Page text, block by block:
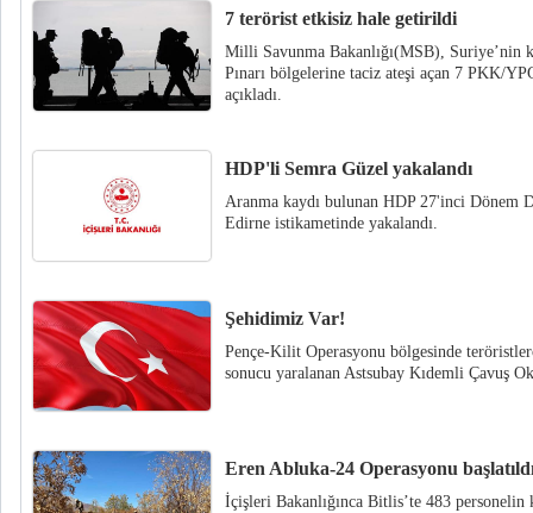
7 terörist etkisiz hale getirildi
Milli Savunma Bakanlığı(MSB), Suriye’nin
Pınarı bölgelerine taciz ateşi açan 7 PKK/
açıkladı.
HDP'li Semra Güzel yakalandı
Aranma kaydı bulunan HDP 27'inci Dönem
Edirne istikametinde yakalandı.
Şehidimiz Var!
Pençe-Kilit Operasyonu bölgesinde
sonucu yaralanan Astsubay Kıdemli Çavuş
Eren Abluka-24 Operasyonu
İçişleri Bakanlığınca Bitlis’te 483 personelin